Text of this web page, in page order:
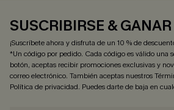
SUSCRIBIRSE &
¡Suscríbete ahora y disfruta de un 10 % de
*Un código por pedido. Cada código es válido una
botón, aceptas recibir promociones exclusivas y
correo electrónico. También aceptas nuestros
Política de privacidad. Puedes darte de baja en